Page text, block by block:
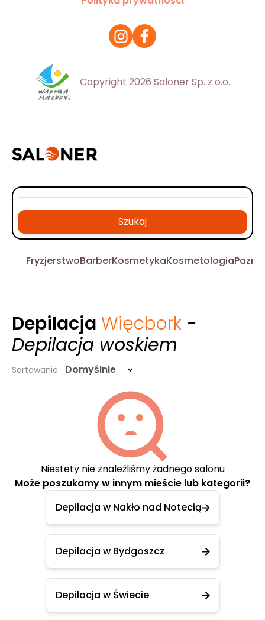
Copyright 2026 Saloner Sp. z o.o.
Szukaj
FryzjerstwoBarberKosmetykaKosmetologia
Depilacja Więcbork -
Depilacja woskiem
Sortowanie Domyślnie
Niestety nie znaleźliśmy żadnego salonu
Może poszukamy w innym mieście lub kategorii?
Depilacja w Nakło nad Notecią
Depilacja w Bydgoszcz
Depilacja w Świecie